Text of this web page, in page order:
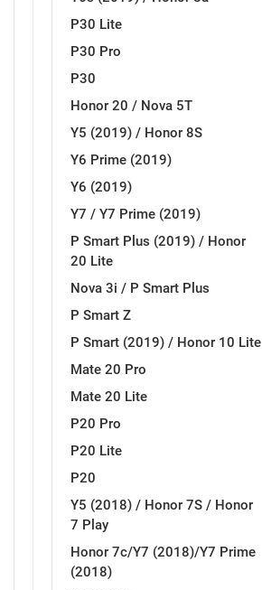
P30 Lite
P30 Pro
P30
Honor 20 / Nova 5T
Y5 (2019) / Honor 8S
Y6 Prime (2019)
Y6 (2019)
Y7 / Y7 Prime (2019)
P Smart Plus (2019) / Honor
20 Lite
Nova 3i / P Smart Plus
P Smart Z
P Smart (2019) / Honor 10 Lite
Mate 20 Pro
Mate 20 Lite
P20 Pro
P20 Lite
P20
Y5 (2018) / Honor 7S / Honor
7 Play
Honor 7c/Y7 (2018)/Y7 Prime
(2018)
Mandale / Cvjetni motivi
MarbleMania
Crtani filmovi
Obiteljski motivi